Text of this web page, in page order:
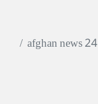
24 afghan news